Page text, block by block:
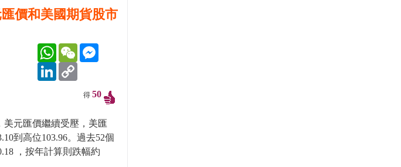
價和美國期貨股市
WhatsAppWeChat
LinkedIn
得 50
元匯價繼續受壓，美匯
到高位103.96。過去52個
，按年計算則跌幅約